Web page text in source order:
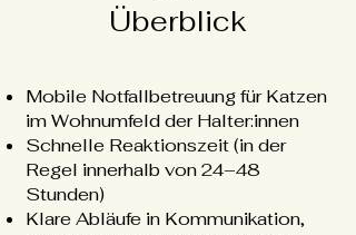
Überblick
Mobile Notfallbetreuung für Katzen
im Wohnumfeld der Halter:innen
Schnelle Reaktionszeit (in der
Regel innerhalb von 24–48
Stunden)
Klare Abläufe in Kommunikation,